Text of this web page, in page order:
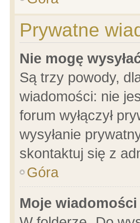
Prywatne
Nie mogę
Są trzy powody,
wiadomości: nie
forum wyłączył
wysyłanie
skontaktuj się z
Góra
Moje